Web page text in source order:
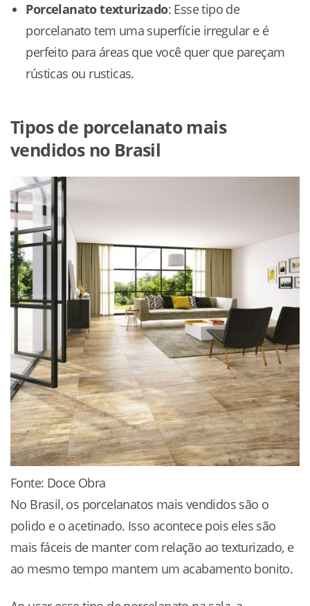
Porcelanato texturizado: Esse tipo de
porcelanato tem uma superfície irregular e é
perfeito para áreas que você quer que pareçam
rústicas ou rusticas.
Tipos de porcelanato mais
vendidos no Brasil
Fonte: Doce Obra
No Brasil, os porcelanatos mais vendidos são o
polido e o acetinado. Isso acontece pois eles são
mais fáceis de manter com relação ao texturizado, e
ao mesmo tempo mantem um acabamento bonito.